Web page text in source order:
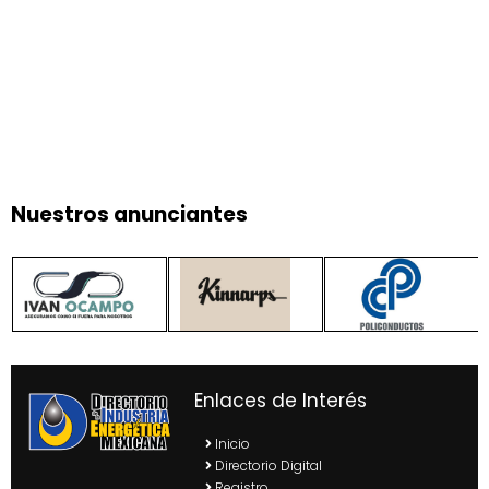
Nuestros anunciantes
Enlaces de Interés
Inicio
Directorio Digital